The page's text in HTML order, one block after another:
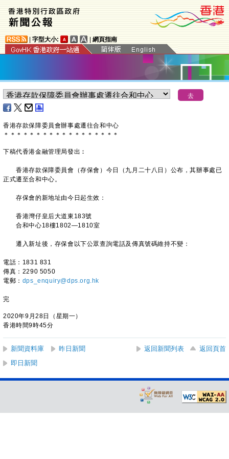
字型大小: 網頁指南
香港存款保障委員會辦事處遷往合和中心
＊ ＊ ＊ ＊ ＊ ＊ ＊ ＊ ＊ ＊ ＊ ＊ ＊ ＊ ＊ ＊ ＊ ＊
下稿代香港金融管理局發出︰
香港存款保障委員會（存保會）今日（九月二十八日）公布，其辦事處已
正式遷至合和中心。
存保會的新地址由今日起生效：
香港灣仔皇后大道東183號
合和中心18樓1802—1810室
遷入新址後，存保會以下公眾查詢電話及傳真號碼維持不變：
電話：1831 831
傳真：2290 5050
電郵： dps_enquiry@dps.org.hk
完
2020年9月28日（星期一）
香港時間9時45分
新聞資料庫 昨日新聞 返回新聞列表
返回頁首
即日新聞